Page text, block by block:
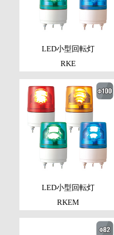
LED小型回転灯
RKE
LED小型回転灯
RKEM